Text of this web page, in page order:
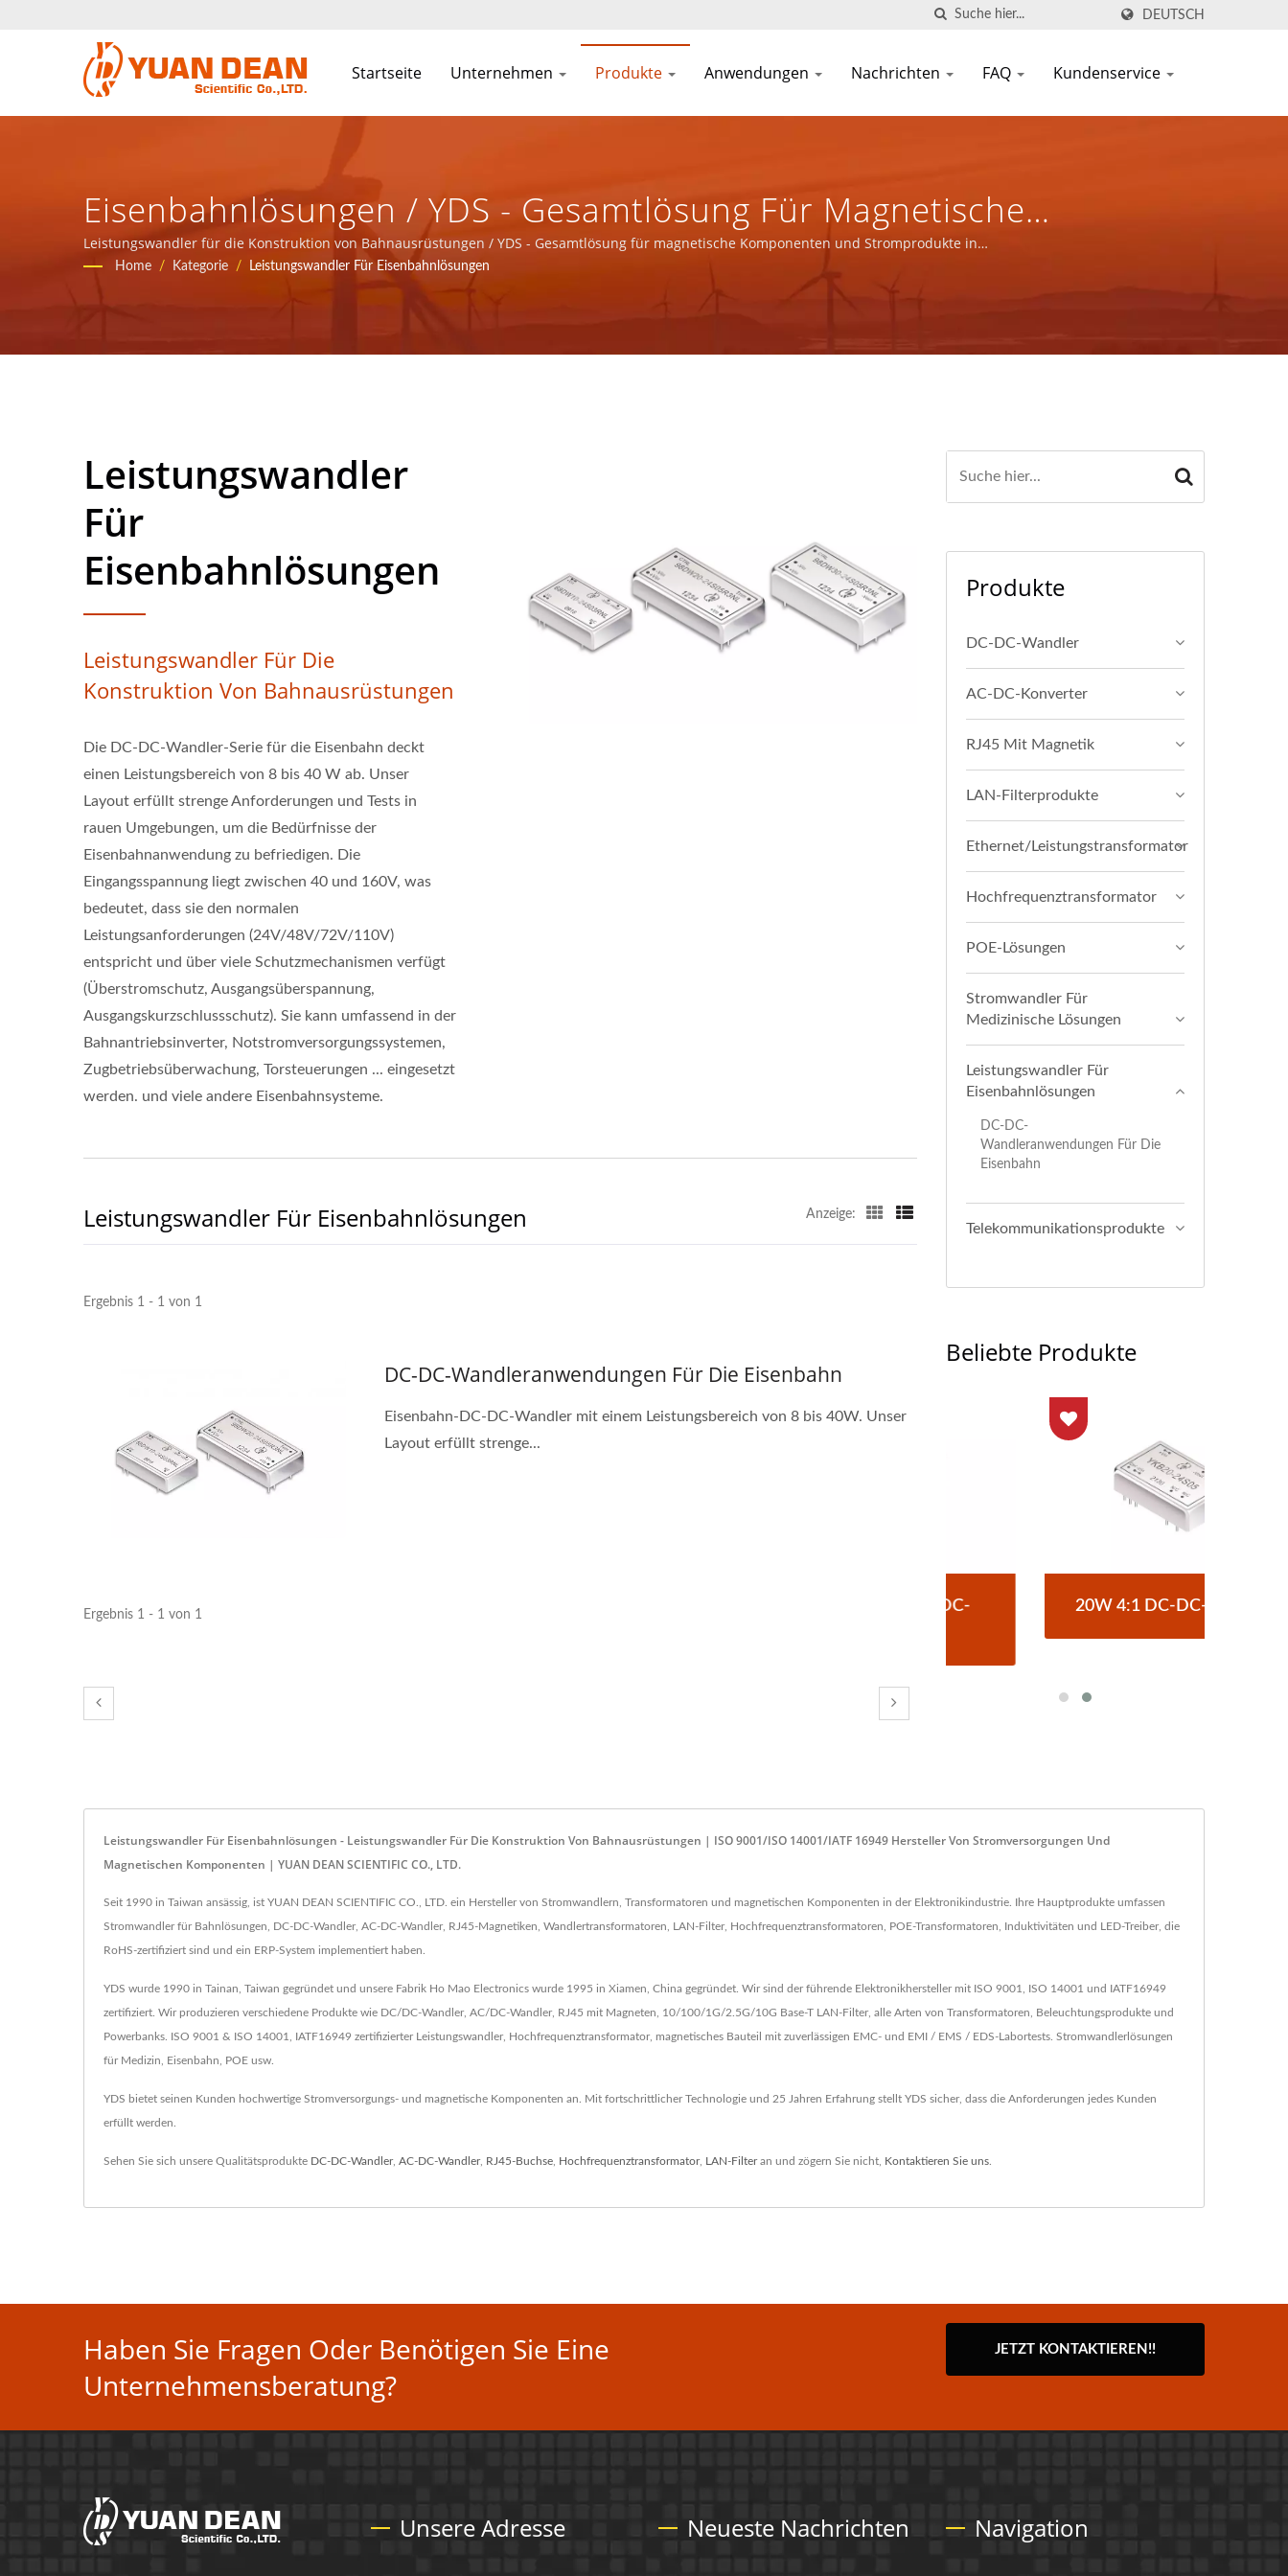
DEUTSCH
Startseite Unternehmen Produkte Anwendungen Nachrichten FAQ Kundenservice
Eisenbahnlösungen / YDS - Gesamtlösung Für Magnetische
Komponenten Und Stromprodukte In
Kommunikationsnetzwerkanwendungen Bereitstellen.
Leistungswandler für die Konstruktion von Bahnausrüstungen / YDS - Gesamtlösung für magnetische Komponenten und Stromprodukte in
Kommunikationsnetzwerkanwendungen bereitstellen.
Home / Kategorie / Leistungswandler Für Eisenbahnlösungen
Leistungswandler
Für
Eisenbahnlösungen
Leistungswandler Für Die
Konstruktion Von Bahnausrüstungen
Die DC-DC-Wandler-Serie für die Eisenbahn deckt
einen Leistungsbereich von 8 bis 40 W ab. Unser
Layout erfüllt strenge Anforderungen und Tests in
rauen Umgebungen, um die Bedürfnisse der
Eisenbahnanwendung zu befriedigen. Die
Eingangsspannung liegt zwischen 40 und 160V, was
bedeutet, dass sie den normalen
Leistungsanforderungen (24V/48V/72V/110V)
entspricht und über viele Schutzmechanismen verfügt
(Überstromschutz, Ausgangsüberspannung,
Ausgangskurzschlussschutz). Sie kann umfassend in der
Bahnantriebsinverter, Notstromversorgungssystemen,
Zugbetriebsüberwachung, Torsteuerungen ... eingesetzt
werden. und viele andere Eisenbahnsysteme.
Leistungswandler Für Eisenbahnlösungen Anzeige:
Ergebnis 1 - 1 von 1
DC-DC-Wandleranwendungen Für Die Eisenbahn
Eisenbahn-DC-DC-Wandler mit einem Leistungsbereich von 8 bis 40W. Unser
Layout erfüllt strenge...
Ergebnis 1 - 1 von 1
Produkte
DC-DC-Wandler
AC-DC-Konverter
RJ45 Mit Magnetik
LAN-Filterprodukte
Ethernet/Leistungstransformator
Hochfrequenztransformator
POE-Lösungen
Stromwandler Für
Medizinische Lösungen
Leistungswandler Für
Eisenbahnlösungen
DC-DC-
Wandleranwendungen Für Die
Eisenbahn
Telekommunikationsprodukte
Beliebte Produkte
Halbbrücken-DC-DC-
20W 4:1 DC-DC-Wandler
Leistungswandler Für Eisenbahnlösungen - Leistungswandler Für Die Konstruktion Von Bahnausrüstungen | ISO 9001/ISO 14001/IATF 16949 Hersteller Von Stromversorgungen Und
Magnetischen Komponenten | YUAN DEAN SCIENTIFIC CO., LTD.
Seit 1990 in Taiwan ansässig, ist YUAN DEAN SCIENTIFIC CO., LTD. ein Hersteller von Stromwandlern, Transformatoren und magnetischen Komponenten in der Elektronikindustrie. Ihre Hauptprodukte umfassen
Stromwandler für Bahnlösungen, DC-DC-Wandler, AC-DC-Wandler, RJ45-Magnetiken, Wandlertransformatoren, LAN-Filter, Hochfrequenztransformatoren, POE-Transformatoren, Induktivitäten und LED-Treiber, die
RoHS-zertifiziert sind und ein ERP-System implementiert haben.
YDS wurde 1990 in Tainan, Taiwan gegründet und unsere Fabrik Ho Mao Electronics wurde 1995 in Xiamen, China gegründet. Wir sind der führende Elektronikhersteller mit ISO 9001, ISO 14001 und IATF16949
zertifiziert. Wir produzieren verschiedene Produkte wie DC/DC-Wandler, AC/DC-Wandler, RJ45 mit Magneten, 10/100/1G/2.5G/10G Base-T LAN-Filter, alle Arten von Transformatoren, Beleuchtungsprodukte und
Powerbanks. ISO 9001 & ISO 14001, IATF16949 zertifizierter Leistungswandler, Hochfrequenztransformator, magnetisches Bauteil mit zuverlässigen EMC- und EMI / EMS / EDS-Labortests. Stromwandlerlösungen
für Medizin, Eisenbahn, POE usw.
YDS bietet seinen Kunden hochwertige Stromversorgungs- und magnetische Komponenten an. Mit fortschrittlicher Technologie und 25 Jahren Erfahrung stellt YDS sicher, dass die Anforderungen jedes Kunden
erfüllt werden.
Sehen Sie sich unsere Qualitätsprodukte DC-DC-Wandler, AC-DC-Wandler, RJ45-Buchse Hochfrequenztransformator, LAN-Filteran und zögern Sie nicht, Kontaktieren Sie uns
Haben Sie Fragen Oder Benötigen Sie Eine
Unternehmensberatung?
JETZT KONTAKTIEREN!!
Unsere Adresse Neueste Nachrichten Navigation